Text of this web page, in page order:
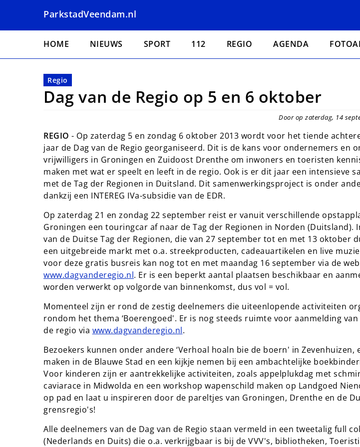
naar
ParkstadVeendam.nl
Hoofdnavigatie
HOME NIEUWS SPORT 112 REGIO AGENDA
Regio
Dag van de Regio op 5 en 6 oktober
Door op zaterdag, 14
REGIO - Op zaterdag 5 en zondag 6 oktober 2013 wordt voor het tiende
jaar de Dag van de Regio georganiseerd. Dit is de kans voor ondernemers en
vrijwilligers in Groningen en Zuidoost Drenthe om inwoners en toeristen
maken met wat er speelt en leeft in de regio. Ook is er dit jaar een intensieve
met de Tag der Regionen in Duitsland. Dit samenwerkingsproject is onder
dankzij een INTEREG IVa-subsidie van de EDR.
Op zaterdag 21 en zondag 22 september reist er vanuit verschillende
Groningen een touringcar af naar de Tag der Regionen in Norden (Duitsland).
van de Duitse Tag der Regionen, die van 27 september tot en met 13 oktober
een uitgebreide markt met o.a. streekproducten, cadeauartikelen en live
voor deze gratis busreis kan nog tot en met maandag 16 september via de
www.dagvanderegio.nl. Er is een beperkt aantal plaatsen beschikbaar en
worden verwerkt op volgorde van binnenkomst, dus vol = vol.
Momenteel zijn er rond de zestig deelnemers die uiteenlopende activiteiten
rondom het thema ‘Boerengoed'. Er is nog steeds ruimte voor aanmelding
de regio via www.dagvanderegio.nl.
Bezoekers kunnen onder andere ‘Verhoal hoaln bie de boern' in Zevenhuizen,
maken in de Blauwe Stad en een kijkje nemen bij een ambachtelijke
Voor kinderen zijn er aantrekkelijke activiteiten, zoals appelplukdag met
caviarace in Midwolda en een workshop wapenschild maken op Landgoed
op pad en laat u inspireren door de pareltjes van Groningen, Drenthe en de
grensregio's!
Alle deelnemers van de Dag van de Regio staan vermeld in een tweetalig full
(Nederlands en Duits) die o.a. verkrijgbaar is bij de VVV's, bibliotheken,